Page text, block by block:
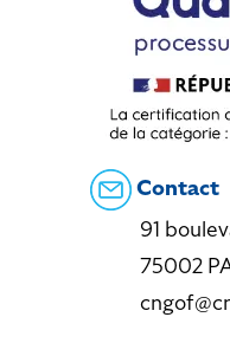
Contact
91
75002